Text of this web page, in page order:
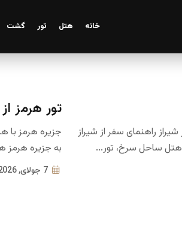
خانه هتل تور گشت
راهنمای سفر از شیراز
هتل ساحل سرخ، تور...
تور هرمز
جزیره هرمز با
به جزیره هرمز
7 جولای, 2026